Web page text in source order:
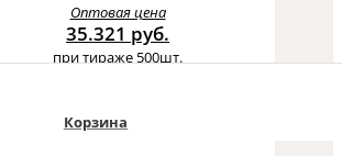
Корзина
Оптовая цена
35.321 руб.
при тираже 500шт.